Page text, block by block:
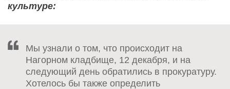
культуре:
Мы узнали о том, что происходит на
Нагорном кладбище, 12 декабря, и на
следующий день обратились в прокуратуру.
Хотелось бы также определить